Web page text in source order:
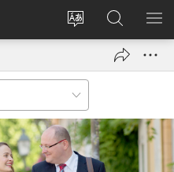
Lok
kabedo
me
intanet
Dony
Iye
window)
Yeny
JW.ORG